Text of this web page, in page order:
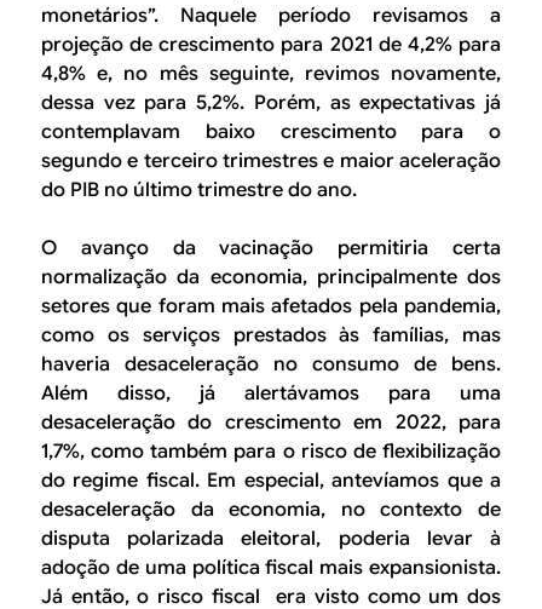
monetários”. Naquele período revisamos a
projeção de crescimento para 2021 de 4,2% para
4,8% e, no mês seguinte, revimos novamente,
dessa vez para 5,2%. Porém, as expectativas já
contemplavam baixo crescimento para o
segundo e terceiro trimestres e maior aceleração
do PIB no último trimestre do ano.
O avanço da vacinação permitiria certa
normalização da economia, principalmente dos
setores que foram mais afetados pela pandemia,
como os serviços prestados às famílias, mas
haveria desaceleração no consumo de bens.
Além disso, já alertávamos para uma
desaceleração do crescimento em 2022, para
1,7%, como também para o risco de flexibilização
do regime fiscal. Em especial, antevíamos que a
desaceleração da economia, no contexto de
disputa polarizada eleitoral, poderia levar à
adoção de uma política fiscal mais expansionista.
Já então, o risco fiscal era visto como um dos